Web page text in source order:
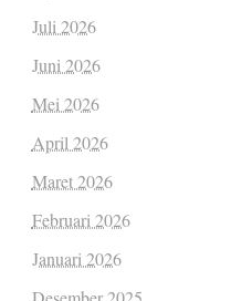
Juli 2026
Juni 2026
Mei 2026
April 2026
Maret 2026
Februari 2026
Januari 2026